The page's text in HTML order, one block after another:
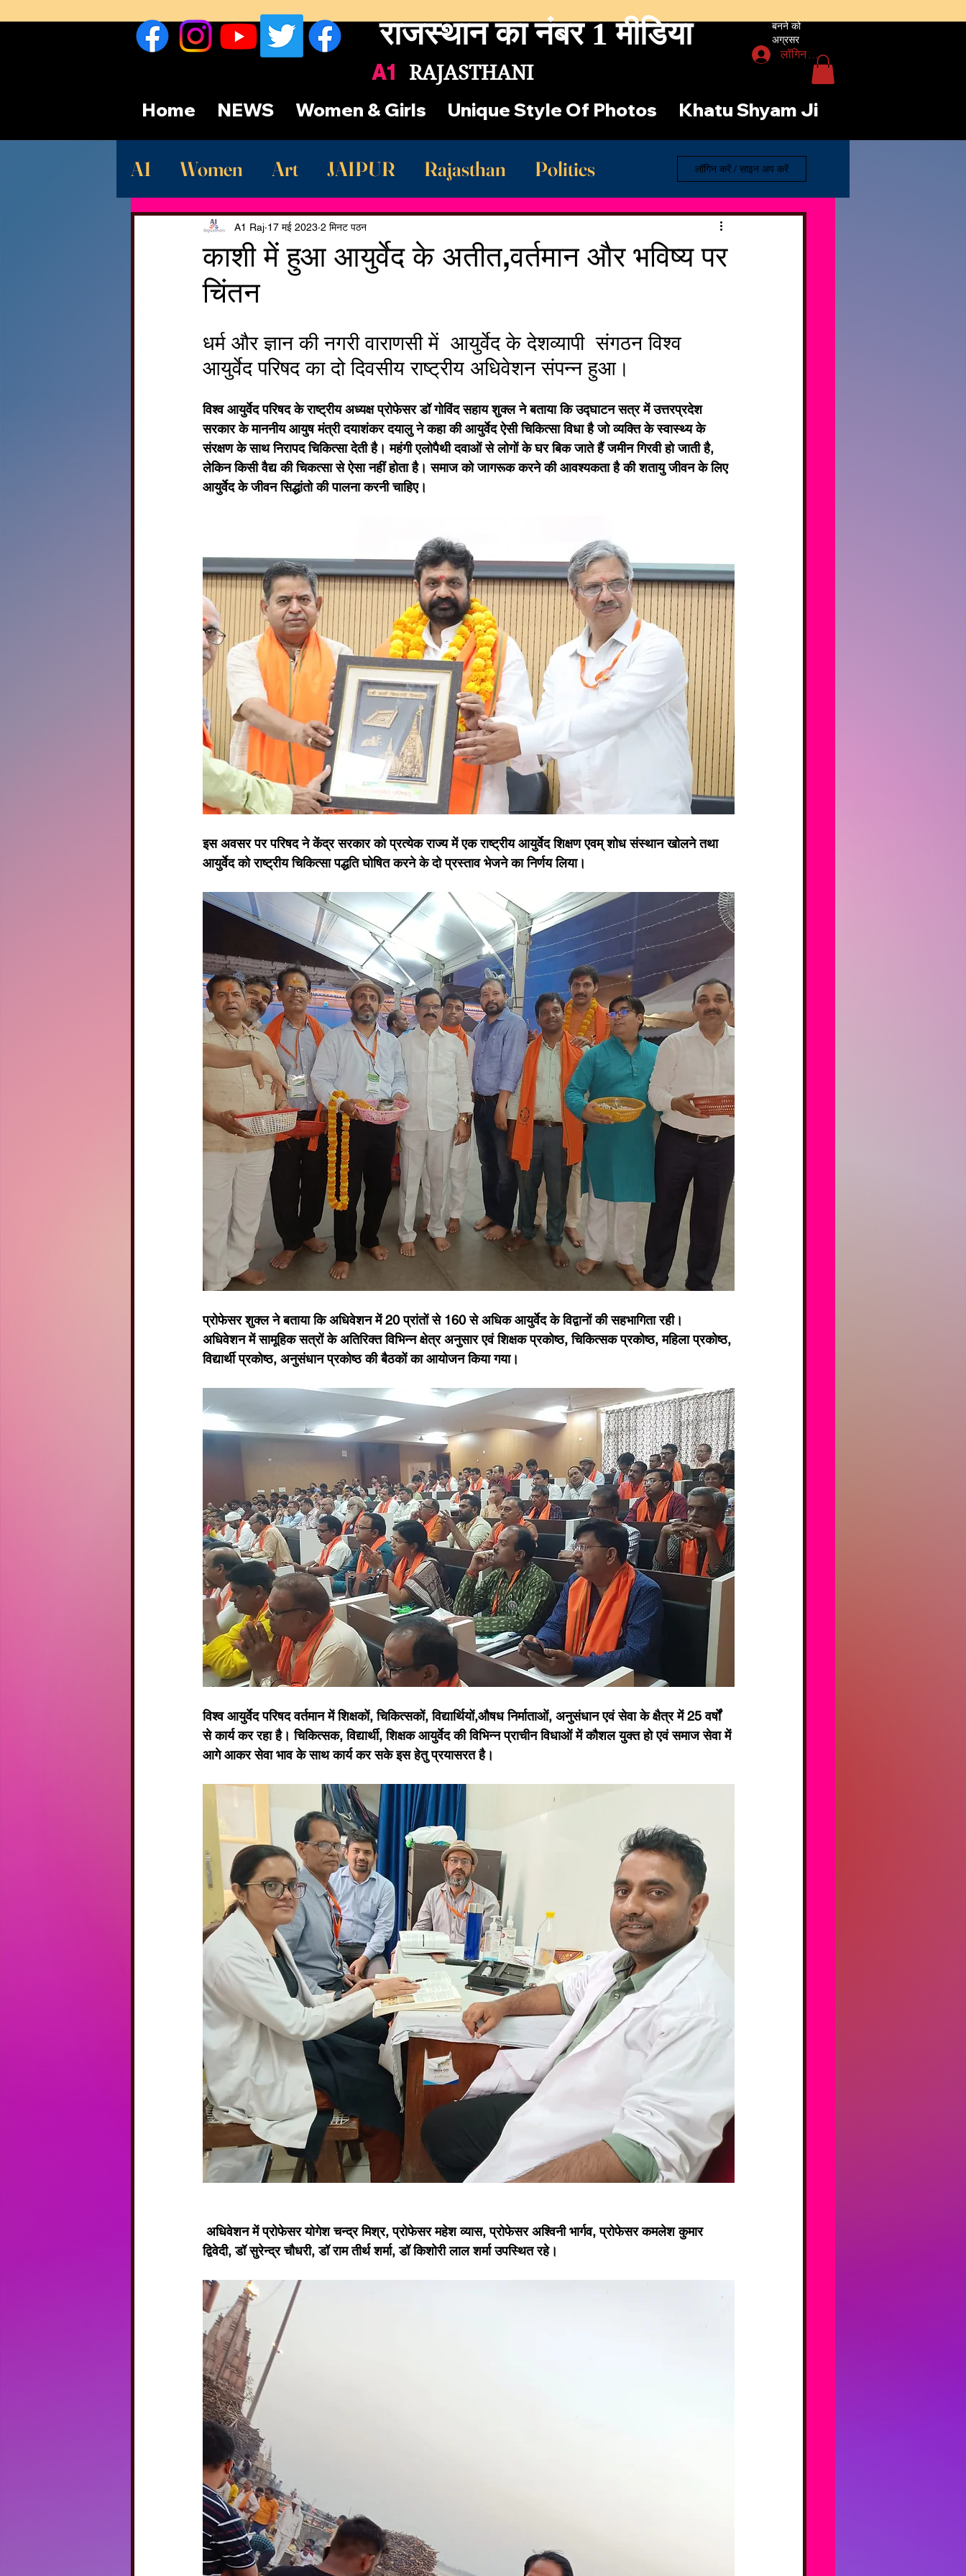
राजस्थान का नंबर 1 मीडिया
बनने को
अग्रसर
A1 RAJASTHANI
लॉगिन करें
Home NEWS Women & Girls Unique Style Of Photos Khatu Shyam Ji
A1 Women Art JAIPUR Rajasthan Politics
Sport देश Latest Rajasthan News
लॉगिन करें / साइन अप करें
काशी में हुआ आयुर्वेद के अतीत,वर्तमान और भविष्य पर
चिंतन
A1 Raj 17 मई 2023 2 मिनट पठन
धर्म और ज्ञान की नगरी वाराणसी में  आयुर्वेद के देशव्यापी  संगठन विश्व
आयुर्वेद परिषद का दो दिवसीय राष्ट्रीय अधिवेशन संपन्न हुआ।
विश्व आयुर्वेद परिषद के राष्ट्रीय अध्यक्ष प्रोफेसर डॉ गोविंद सहाय शुक्ल ने बताया कि उद्घाटन सत्र में उत्तरप्रदेश
सरकार के माननीय आयुष मंत्री दयाशंकर दयालु ने कहा की आयुर्वेद ऐसी चिकित्सा विधा है जो व्यक्ति के स्वास्थ्य के
संरक्षण के साथ निरापद चिकित्सा देती है। महंगी एलोपैथी दवाओं से लोगों के घर बिक जाते हैं जमीन गिरवी हो जाती है,
लेकिन किसी वैद्य की चिकत्सा से ऐसा नहीं होता है। समाज को जागरूक करने की आवश्यकता है की शतायु जीवन के लिए
आयुर्वेद के जीवन सिद्धांतो की पालना करनी चाहिए।
इस अवसर पर परिषद ने केंद्र सरकार को प्रत्येक राज्य में एक राष्ट्रीय आयुर्वेद शिक्षण एवम् शोध संस्थान खोलने तथा
आयुर्वेद को राष्ट्रीय चिकित्सा पद्धति घोषित करने के दो प्रस्ताव भेजने का निर्णय लिया।
प्रोफेसर शुक्ल ने बताया कि अधिवेशन में 20 प्रांतों से 160 से अधिक आयुर्वेद के विद्वानों की सहभागिता रही।
अधिवेशन में सामूहिक सत्रों के अतिरिक्त विभिन्न क्षेत्र अनुसार एवं शिक्षक प्रकोष्ठ, चिकित्सक प्रकोष्ठ, महिला प्रकोष्ठ,
विद्यार्थी प्रकोष्ठ, अनुसंधान प्रकोष्ठ की बैठकों का आयोजन किया गया।
विश्व आयुर्वेद परिषद वर्तमान में शिक्षकों, चिकित्सकों, विद्यार्थियों,औषध निर्माताओं, अनुसंधान एवं सेवा के क्षैत्र में 25 वर्षों
से कार्य कर रहा है। चिकित्सक, विद्यार्थी, शिक्षक आयुर्वेद की विभिन्न प्राचीन विधाओं में कौशल युक्त हो एवं समाज सेवा में
आगे आकर सेवा भाव के साथ कार्य कर सके इस हेतु प्रयासरत है।
द्विवेदी, डॉ सुरेन्द्र चौधरी, डॉ राम तीर्थ शर्मा, डॉ किशोरी लाल शर्मा उपस्थित रहे।